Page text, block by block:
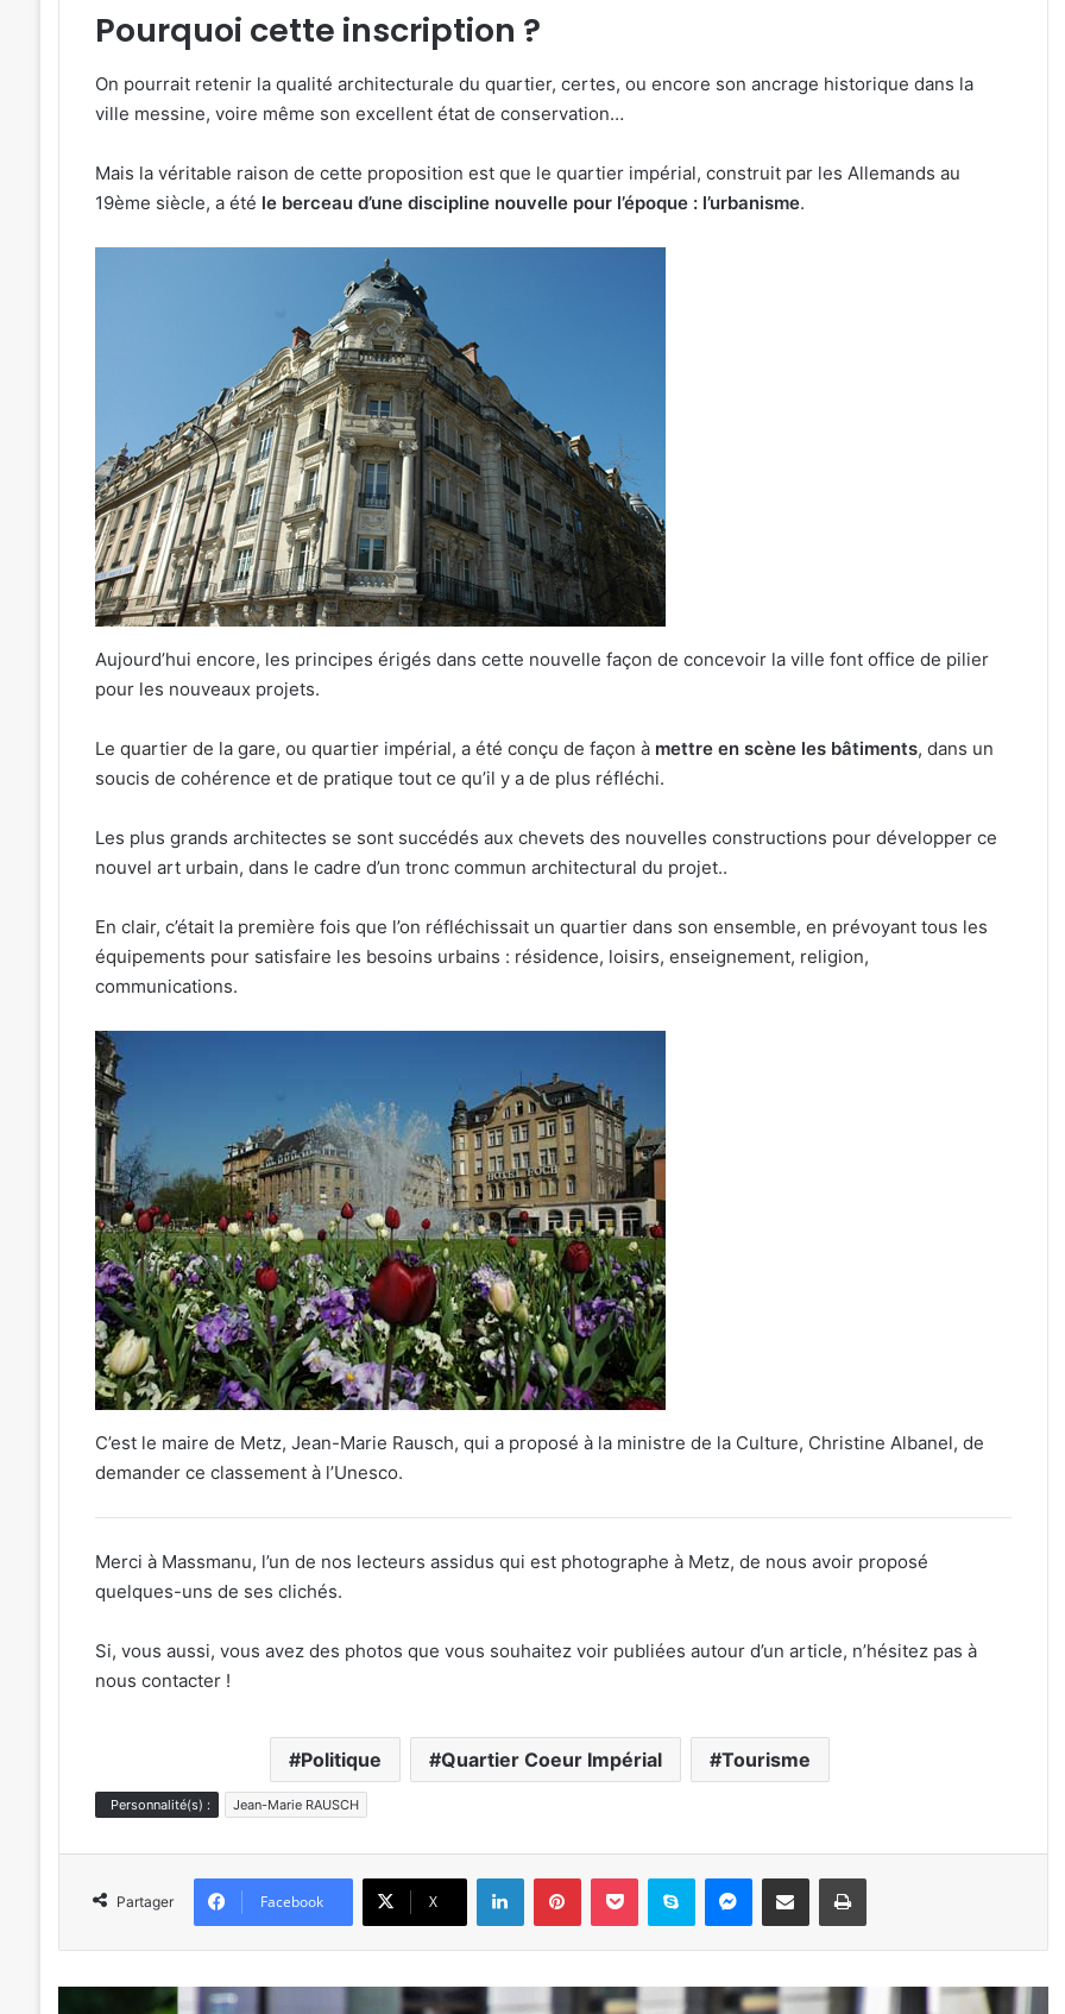
Pourquoi cette inscription ?
On pourrait retenir la qualité architecturale du quartier, certes, ou encore son ancrage historique dans la
ville messine, voire même son excellent état de conservation…
Mais la véritable raison de cette proposition est que le quartier impérial, construit par les Allemands au
19ème siècle, a été le berceau d’une discipline nouvelle pour l’époque : l’urbanisme.
Aujourd’hui encore, les principes érigés dans cette nouvelle façon de concevoir la ville font office de pilier
pour les nouveaux projets.
Le quartier de la gare, ou quartier impérial, a été conçu de façon à mettre en scène les bâtiments, dans un
soucis de cohérence et de pratique tout ce qu’il y a de plus réfléchi.
Les plus grands architectes se sont succédés aux chevets des nouvelles constructions pour développer ce
nouvel art urbain, dans le cadre d’un tronc commun architectural du projet..
En clair, c’était la première fois que l’on réfléchissait un quartier dans son ensemble, en prévoyant tous les
équipements pour satisfaire les besoins urbains : résidence, loisirs, enseignement, religion,
communications.
C’est le maire de Metz, Jean-Marie Rausch, qui a proposé à la ministre de la Culture, Christine Albanel, de
demander ce classement à l’Unesco.
Merci à Massmanu, l’un de nos lecteurs assidus qui est photographe à Metz, de nous avoir proposé
quelques-uns de ses clichés.
Si, vous aussi, vous avez des photos que vous souhaitez voir publiées autour d’un article, n’hésitez pas à
nous contacter !
Politique Quartier Coeur Impérial Tourisme
Personnalité(s) : Jean-Marie RAUSCH
Partager Facebook X
LinkedinPinterestPocket Skype Messenger
Partager par e-mail Imprimer
festival de musique celte
Bliesbruck les 7 et 8 août 2026
Roth
cuisine
pour
grand
dîner
la
FIM
2026
Michel Roth en cuisine pour le
2026
de
à
combat : 7 actus de la
Metz (31 juillet 2026)